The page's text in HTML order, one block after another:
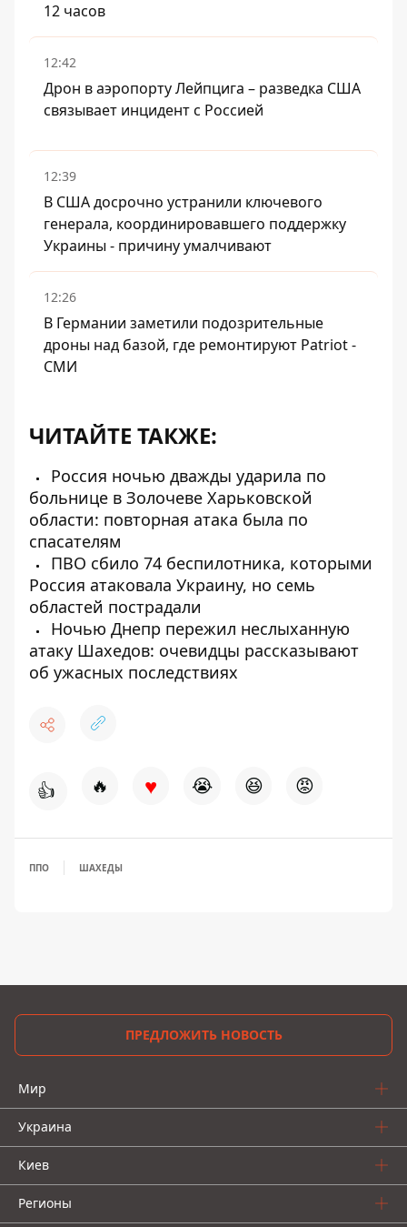
12 часов
12:42
Дрон в аэропорту Лейпцига – разведка США
связывает инцидент с Россией
12:39
В США досрочно устранили ключевого
генерала, координировавшего поддержку
Украины - причину умалчивают
12:26
В Германии заметили подозрительные
дроны над базой, где ремонтируют Patriot -
СМИ
ЧИТАЙТЕ ТАКЖЕ:
Россия ночью дважды ударила по
больнице в Золочеве Харьковской
области: повторная атака была по
спасателям
ПВО сбило 74 беспилотника, которыми
Россия атаковала Украину, но семь
областей пострадали
Ночью Днепр пережил неслыханную
атаку Шахедов: очевидцы рассказывают
об ужасных последствиях
👍 🔥 ♥ 😭 😆 😡
ППО ШАХЕДЫ
ПРЕДЛОЖИТЬ НОВОСТЬ
Мир
Украина
Киев
Регионы